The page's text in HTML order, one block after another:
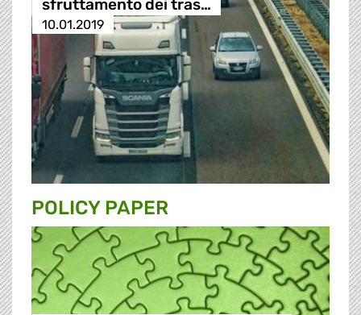
sfruttamento dei tras…
10.01.2019
POLICY PAPER